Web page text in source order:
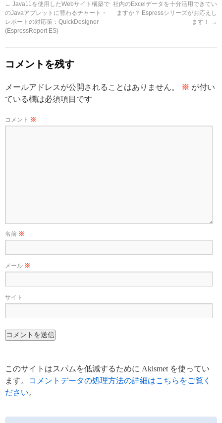
← Java11を使用したWebサイト構築で
のJavaアプレットに替わるチャート・
レポートの対応策：QuickDesigner
(EspressReport ES)
社内のExcelデータを十分活用できてい
ますか？ Espressシリーズがお応えし
ます！
→
コメントを残す
メールアドレスが公開されることはありません。 ※ が付い
ている欄は必須項目です
コメント ※
名前 ※
メール ※
サイト
このサイトはスパムを低減するために Akismet を使ってい
ます。
コメントデータの処理方法の詳細はこちらをご覧く
ださい。